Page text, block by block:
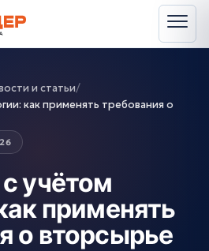
и статьи/
как применять требования о
учётом
применять
о вторсырье